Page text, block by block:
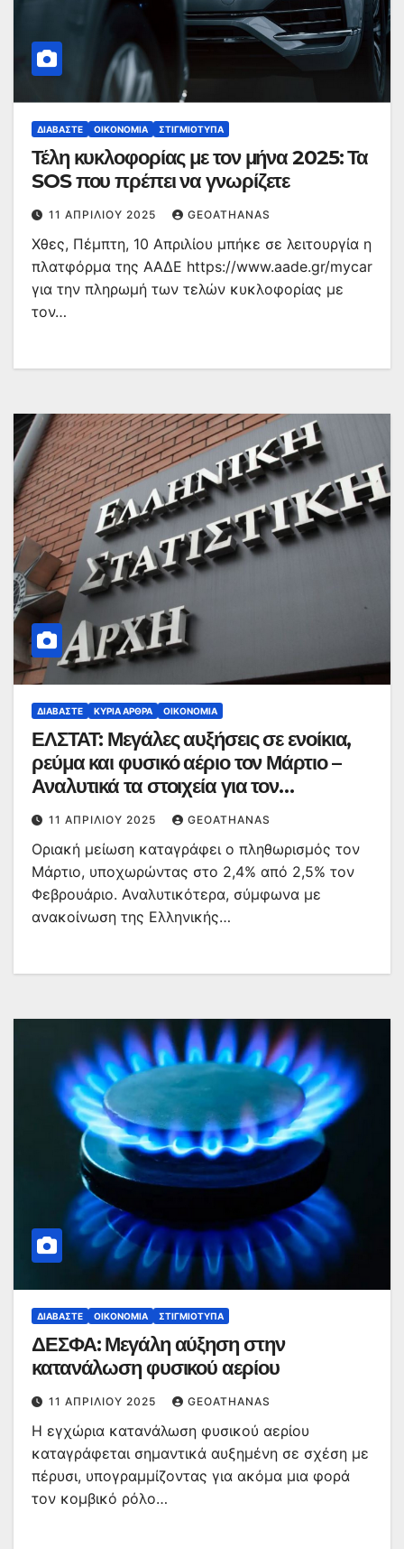
ΔΙΑΒΆΣΤΕ ΟΙΚΟΝΟΜΊΑ ΣΤΙΓΜΙΌΤΥΠΑ
Τέλη κυκλοφορίας με τον μήνα 2025: Τα
SOS που πρέπει να γνωρίζετε
11 ΑΠΡΙΛΊΟΥ 2025 GEOATHANAS
Χθες, Πέμπτη, 10 Απριλίου μπήκε σε λειτουργία η
πλατφόρμα της ΑΑΔΕ https://www.aade.gr/mycar
για την πληρωμή των τελών κυκλοφορίας με
τον…
ΔΙΑΒΆΣΤΕ ΚΥΡΙΑ ΑΡΘΡΑ ΟΙΚΟΝΟΜΊΑ
ΕΛΣΤΑΤ: Μεγάλες αυξήσεις σε ενοίκια,
ρεύμα και φυσικό αέριο τον Μάρτιο –
Αναλυτικά τα στοιχεία για τον
πληθωρισμό
11 ΑΠΡΙΛΊΟΥ 2025 GEOATHANAS
Οριακή μείωση καταγράφει ο πληθωρισμός τον
Μάρτιο, υποχωρώντας στο 2,4% από 2,5% τον
Φεβρουάριο. Αναλυτικότερα, σύμφωνα με
ανακοίνωση της Ελληνικής…
ΔΙΑΒΆΣΤΕ ΟΙΚΟΝΟΜΊΑ ΣΤΙΓΜΙΌΤΥΠΑ
ΔΕΣΦΑ: Μεγάλη αύξηση στην
κατανάλωση φυσικού αερίου
11 ΑΠΡΙΛΊΟΥ 2025 GEOATHANAS
Η εγχώρια κατανάλωση φυσικού αερίου
καταγράφεται σημαντικά αυξημένη σε σχέση με
πέρυσι, υπογραμμίζοντας για ακόμα μια φορά
τον κομβικό ρόλο…